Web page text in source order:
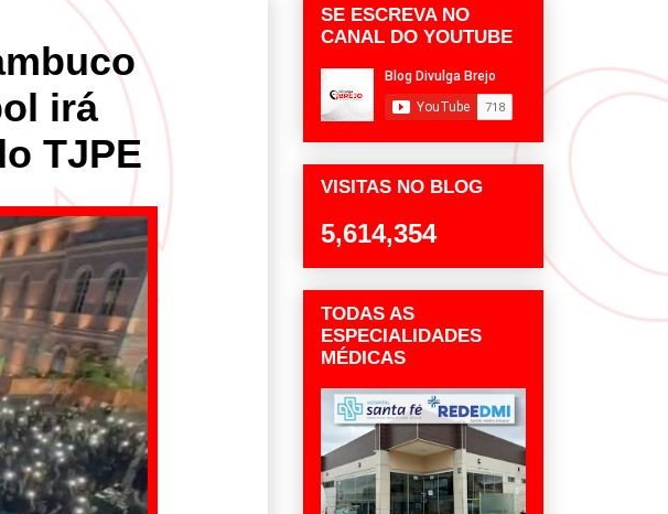
irá
TJPE
SE ESCREVA NO
CANAL DO YOUTUBE
VISITAS NO BLOG
5,614,354
TODAS AS
ESPECIALIDADES
MÉDICAS